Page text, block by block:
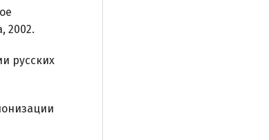
2002.
русских